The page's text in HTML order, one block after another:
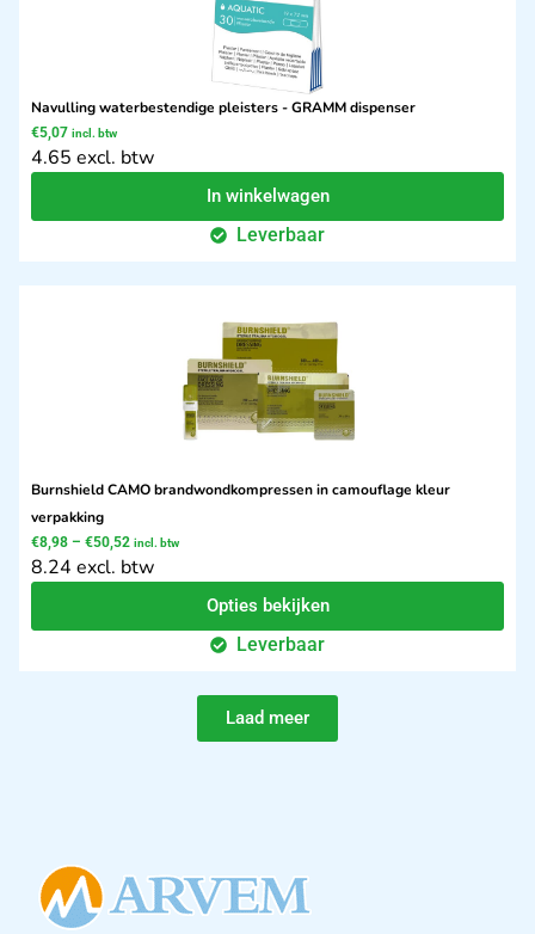
Navulling waterbestendige pleisters - GRAMM dispenser
€5,07 incl. btw
4.65 excl. btw
In winkelwagen
Leverbaar
Burnshield CAMO brandwondkompressen in camouflage kleur
verpakking
€8,98 – €50,52 incl. btw
8.24 excl. btw
Opties bekijken
Leverbaar
Laad meer